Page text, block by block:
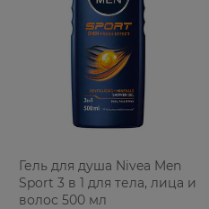
Гель для душа Nivea Men
Sport 3 в 1 для тела, лица и
волос 500 мл